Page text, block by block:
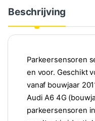
Beschrijving
Parkeersensoren
en voor. Geschikt
vanaf bouwjaar
Audi A6 4G
parkeersensoren